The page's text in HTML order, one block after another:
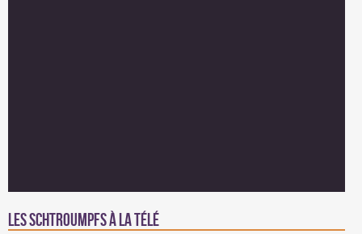
Les Schtroumpfs à la télé